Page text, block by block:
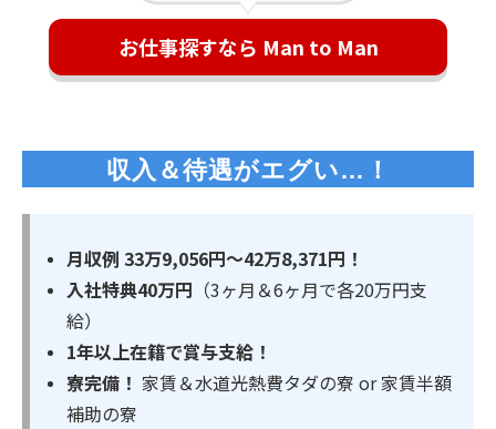
お仕事探すなら Man to Man
収入＆待遇がエグい…！
月収例 33万9,056円～42万8,371円！
入社特典40万円 （3ヶ月＆6ヶ月で各20万円支
給）
1年以上在籍で賞与支給！
寮完備！ 家賃＆水道光熱費タダの寮 or 家賃半額
補助の寮